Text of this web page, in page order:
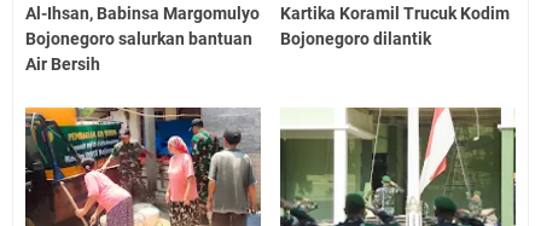
Al-Ihsan, Babinsa Margomulyo
Bojonegoro salurkan bantuan
Air Bersih
Kartika Koramil Trucuk Kodim
Bojonegoro dilantik